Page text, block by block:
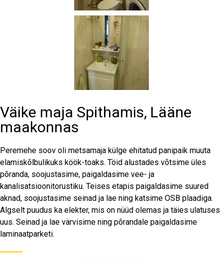
Väike maja Spithamis, Lääne
maakonnas
Peremehe soov oli metsamaja külge ehitatud panipaik muuta
elamiskõlbulikuks köök-toaks. Töid alustades võtsime üles
põranda, soojustasime, paigaldasime vee- ja
kanalisatsioonitorustiku. Teises etapis paigaldasime suured
aknad, soojustasime seinad ja lae ning katsime OSB plaadiga.
Algselt puudus ka elekter, mis on nüüd olemas ja täies ulatuses
uus. Seinad ja lae värvisime ning põrandale paigaldasime
laminaatparketi.